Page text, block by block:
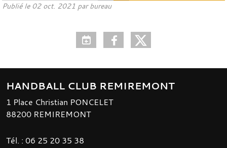
Publié le 02 oct. 2021 par bureau
HANDBALL CLUB REMIREMONT
1 Place Christian PONCELET
88200 REMIREMONT
Tél. : 06 25 20 35 38